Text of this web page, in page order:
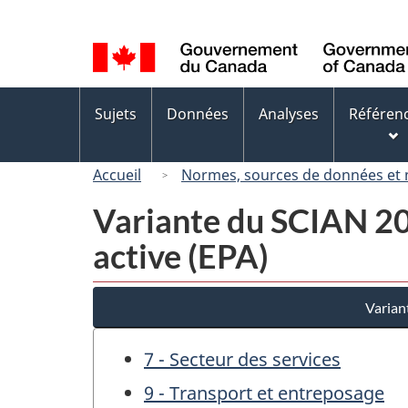
de
la
langue
des
Sujets Données Analyses
Accueil Normes, sources de données et
Variante du SCIAN
active (EPA)
7 - Secteur des services
9 - Transport et entreposage